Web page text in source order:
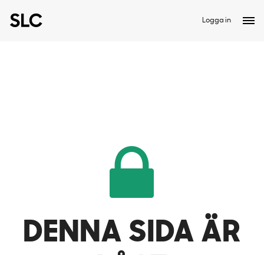
Logga in
DENNA SIDA ÄR